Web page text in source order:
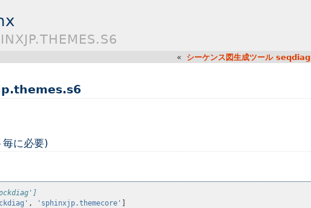
« シーケンス図生成ツール seqdiag
に必要)
, 'sphinxjp.themecore' ]